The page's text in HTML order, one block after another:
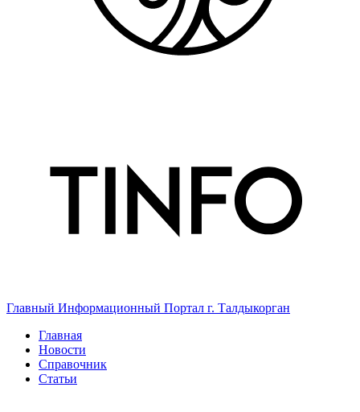
Главный Информационный Портал г. Талдыкорган
Главная
Новости
Справочник
Статьи